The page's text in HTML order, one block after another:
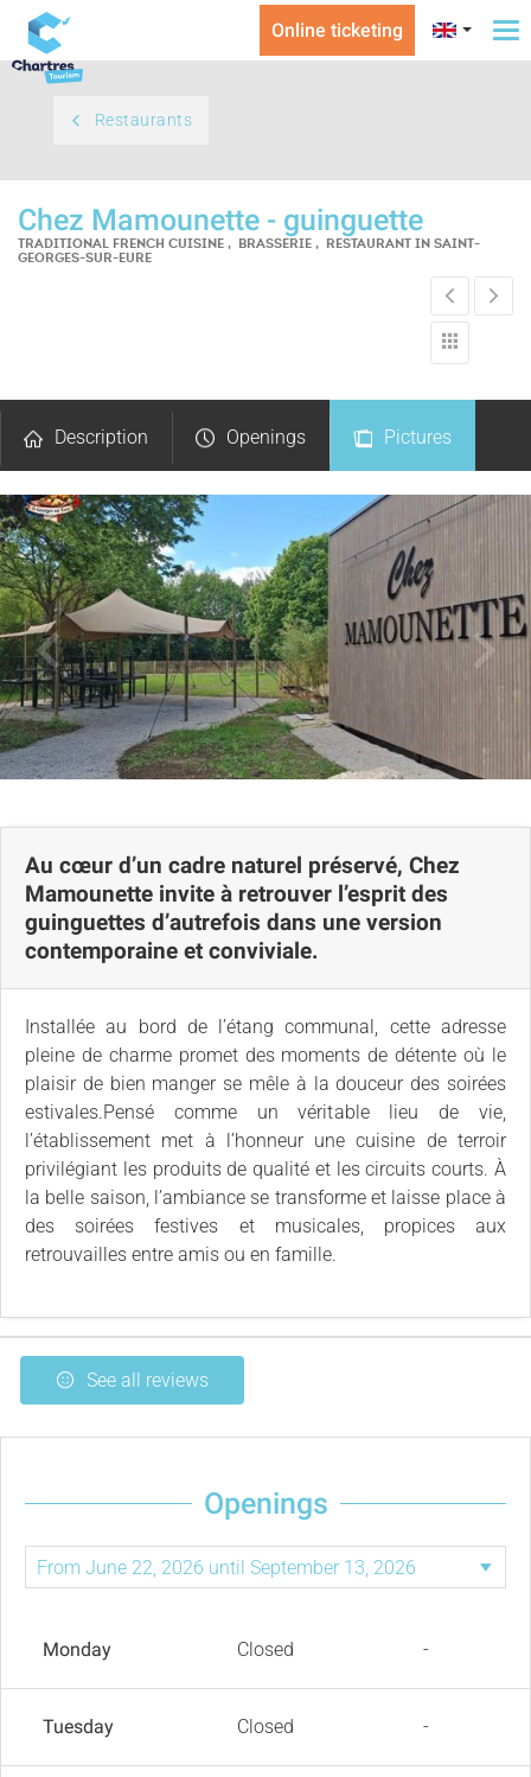
Online ticketing
Restaurants
Chez Mamounette - guinguette
TRADITIONAL FRENCH CUISINE , BRASSERIE , RESTAURANT IN SAINT-
GEORGES-SUR-EURE
Description Openings Pictures
Map
Au cœur d’un cadre naturel préservé, Chez
Mamounette invite à retrouver l’esprit des
guinguettes d’autrefois dans une version
contemporaine et conviviale.
Installée au bord de l’étang communal, cette adresse
pleine de charme promet des moments de détente où le
plaisir de bien manger se mêle à la douceur des soirées
estivales.Pensé comme un véritable lieu de vie,
l’établissement met à l’honneur une cuisine de terroir
privilégiant les produits de qualité et les circuits courts. À
la belle saison, l’ambiance se transforme et laisse place à
des soirées festives et musicales, propices aux
retrouvailles entre amis ou en famille.
See all reviews
Openings
Monday Closed -
Tuesday Closed -